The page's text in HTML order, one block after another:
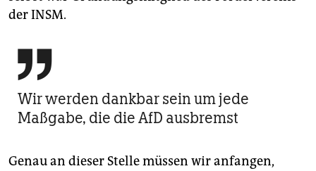
der INSM.

Wir werden dankbar sein um jede
Maßgabe, die die AfD ausbremst
Genau an dieser Stelle müssen wir anfangen,